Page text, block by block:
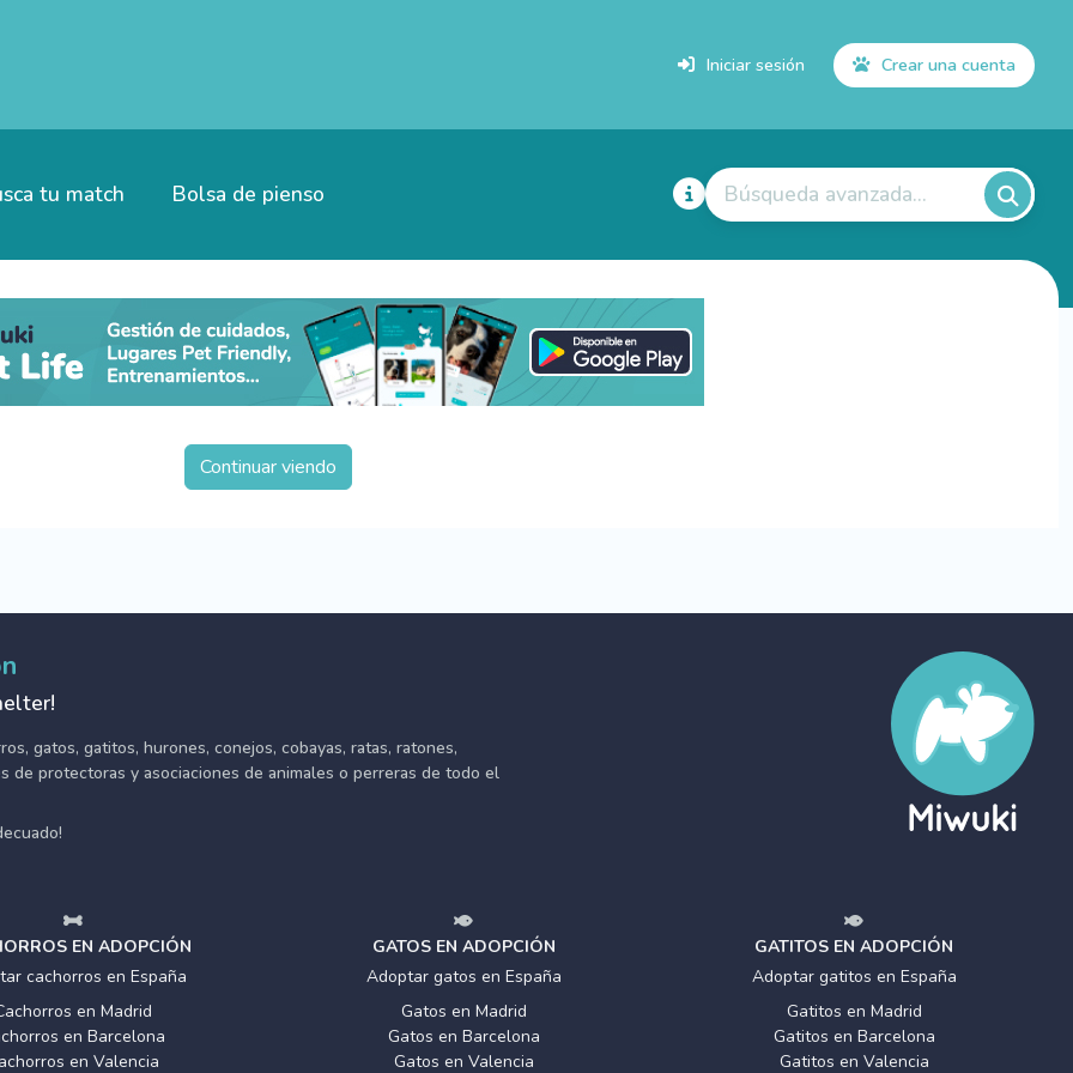
Iniciar sesión Crear una cuenta
tu match Bolsa de pienso Búsqueda avanzada...
Continuar viendo
gatos, gatitos, hurones, conejos, cobayas, ratas, ratones,
de protectoras y asociaciones de animales o perreras de todo el
EN ADOPCIÓN
cachorros en España
en Madrid
en Barcelona
en Valencia
GATOS EN ADOPCIÓN
Adoptar gatos en España
Gatos en Madrid
Gatos en Barcelona
Gatos en Valencia
GATITOS EN ADOPCIÓN
Adoptar gatitos en España
Gatitos en Madrid
Gatitos en Barcelona
Gatitos en Valencia